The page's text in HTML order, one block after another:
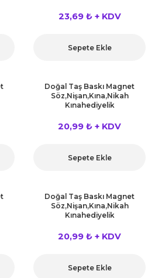
23,69 ₺ + KDV
Sepete Ekle
Doğal Taş Baskı Magnet
Söz,Nişan,Kına,Nikah
Kınahediyelik
20,99 ₺ + KDV
Sepete Ekle
Doğal Taş Baskı Magnet
Söz,Nişan,Kına,Nikah
Kınahediyelik
20,99 ₺ + KDV
Sepete Ekle